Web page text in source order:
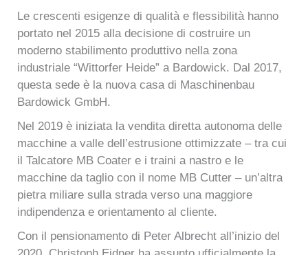
Le crescenti esigenze di qualità e flessibilità hanno
portato nel 2015 alla decisione di costruire un
moderno stabilimento produttivo nella zona
industriale “Wittorfer Heide” a Bardowick. Dal 2017,
questa sede è la nuova casa di Maschinenbau
Bardowick GmbH.
Nel 2019 è iniziata la vendita diretta autonoma delle
macchine a valle dell’estrusione ottimizzate – tra cui
il Talcatore MB Coater e i traini a nastro e le
macchine da taglio con il nome MB Cutter – un’altra
pietra miliare sulla strada verso una maggiore
indipendenza e orientamento al cliente.
Con il pensionamento di Peter Albrecht all’inizio del